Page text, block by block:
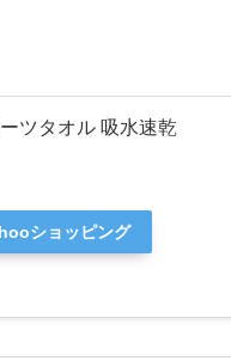
ツタオル 吸水速乾
ショッピング